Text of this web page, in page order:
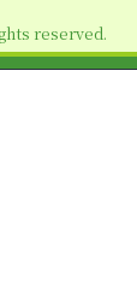
reserved.